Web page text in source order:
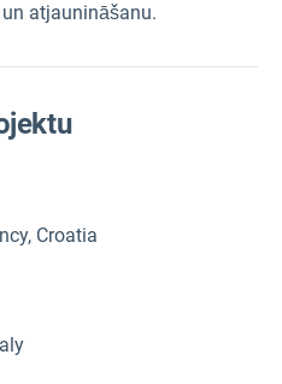
atjaunināšanu.
Croatia